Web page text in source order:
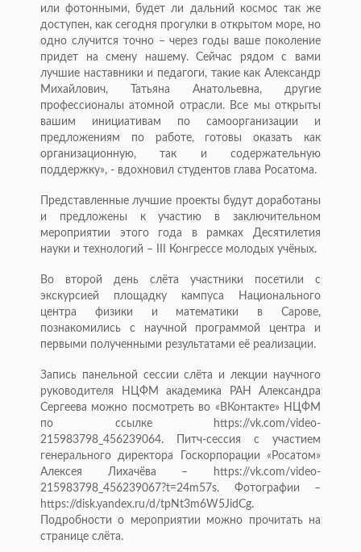
или фотонными, будет ли дальний космос так же
доступен, как сегодня прогулки в открытом море, но
одно случится точно – через годы ваше поколение
придет на смену нашему. Сейчас рядом с вами
лучшие наставники и педагоги, такие как Александр
Михайлович, Татьяна Анатольевна, другие
профессионалы атомной отрасли. Все мы открыты
вашим инициативам по самоорганизации и
предложениям по работе, готовы оказать как
организационную, так и содержательную
поддержку», - вдохновил студентов глава Росатома.
Представленные лучшие проекты будут доработаны
и предложены к участию в заключительном
мероприятии этого года в рамках Десятилетия
науки и технологий – III Конгрессе молодых учёных.
Во второй день слёта участники посетили с
экскурсией площадку кампуса Национального
центра физики и математики в Сарове,
познакомились с научной программой центра и
первыми полученными результатами её реализации.
Запись панельной сессии слёта и лекции научного
руководителя НЦФМ академика РАН Александра
Сергеева можно посмотреть во «ВКонтакте» НЦФМ
по ссылке https://vk.com/video-
215983798_456239064. Питч-сессия с участием
генерального директора Госкорпорации «Росатом»
Алексея Лихачёва – https://vk.com/video-
215983798_456239067?t=24m57s. Фотографии –
https://disk.yandex.ru/d/tpNt3m6W5JidCg.
Подробности о мероприятии можно прочитать на
странице слёта.